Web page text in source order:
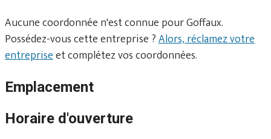
Aucune coordonnée n'est connue pour Goffaux.
Possédez-vous cette entreprise ?Alors, réclamez votre
entrepriseet complétez vos coordonnées.
Emplacement
Horaire d'ouverture